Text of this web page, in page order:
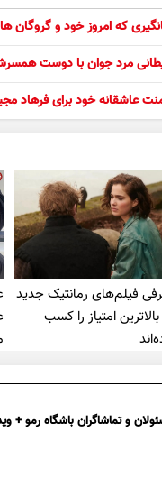
که امروز خود و
مرد جوان با دوست
عاشقانه خود برای فرهاد
فیلم‌های رمانتیک جدید
امتیاز را کسب
و تماشاگران باشگاه رمو +